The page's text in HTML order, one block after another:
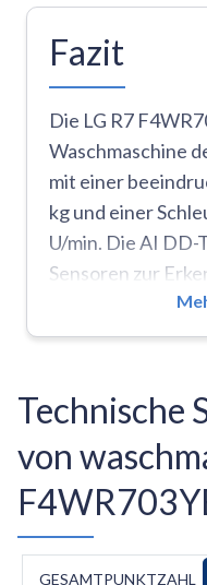
Fazit
Die LG R7
Waschmaschine
mit einer
kg und einer
U/min. Die AI
Sensoren zur
und -weichheit
die Textilien
über TurboWash
die die Waschzeit
verkürzen, und
100 Zyklen. Zu
Sprachsteuerung
Technische
von
GESAMTPUNKTZAHL